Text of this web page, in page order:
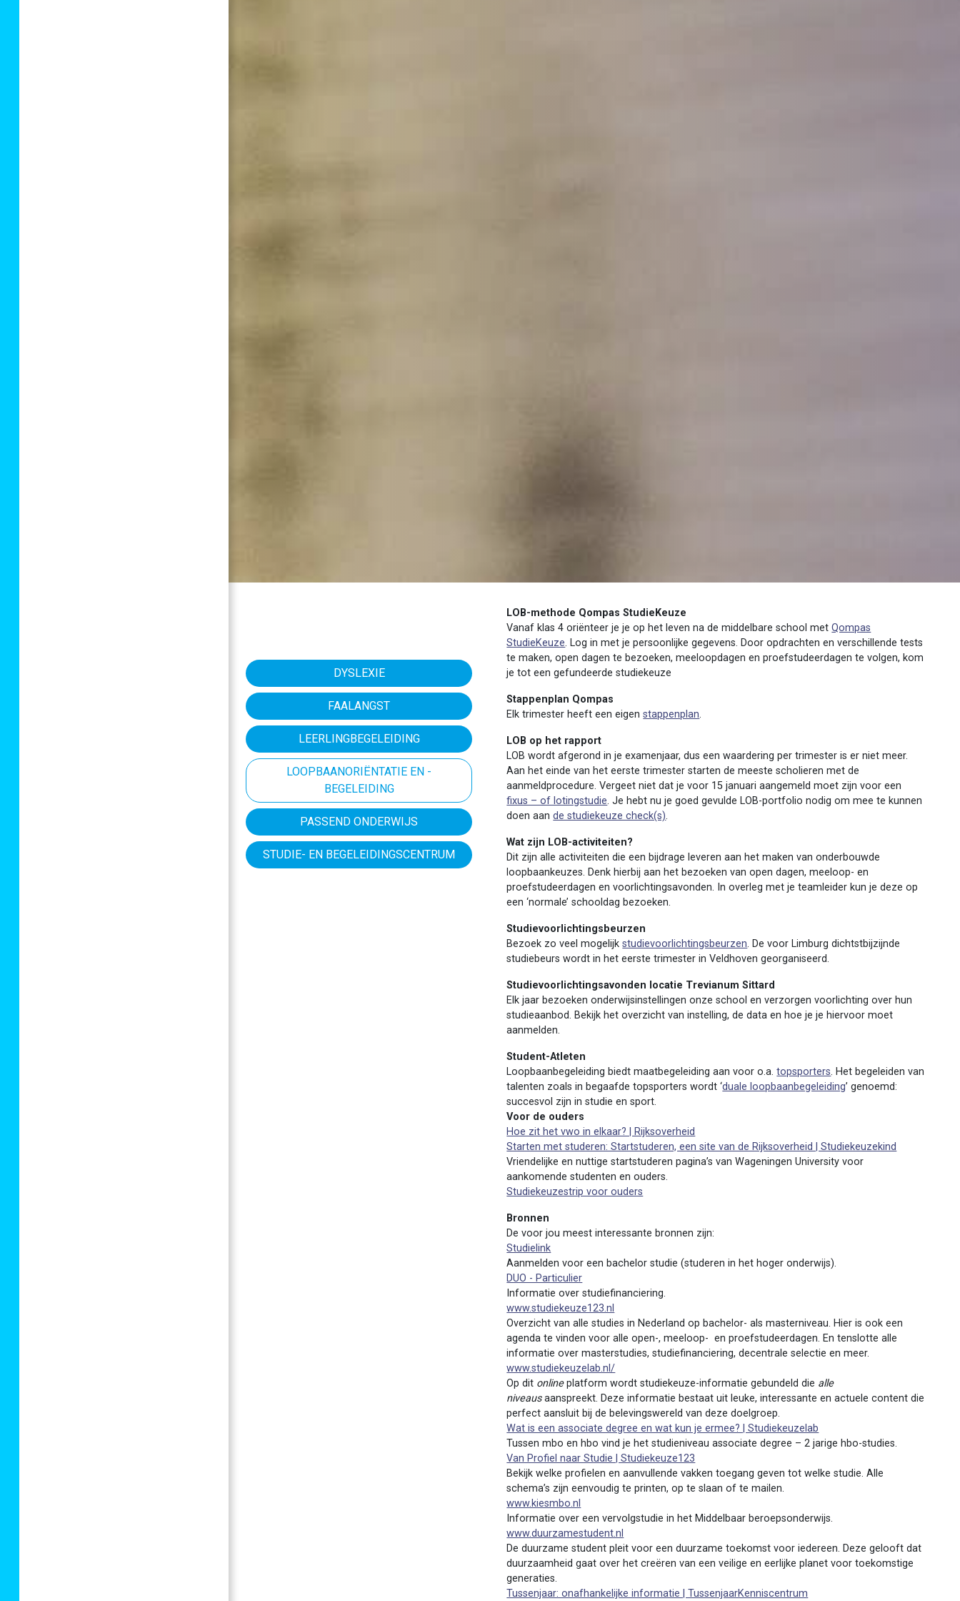
DYSLEXIE
FAALANGST
LEERLINGBEGELEIDING
LOOPBAANORIËNTATIE EN -
BEGELEIDING
PASSEND ONDERWIJS
STUDIE- EN BEGELEIDINGSCENTRUM
LOB-methode Qompas StudieKeuze
Vanaf klas 4 oriënteer je je op het leven na de middelbare school metQompas
StudieKeuze. Log in met je persoonlijke gegevens. Door opdrachten en verschillende tests
te maken, open dagen te bezoeken, meeloopdagen en proefstudeerdagen te volgen, kom
je tot een gefundeerde studiekeuze
Stappenplan Qompas
Elk trimester heeft een eigenstappenplan.
LOB op het rapport
LOB wordt afgerond in je examenjaar, dus een waardering per trimester is er niet meer.
Aan het einde van het eerste trimester starten de meeste scholieren met de
aanmeldprocedure. Vergeet niet dat je voor 15 januari aangemeld moet zijn voor een
fixus – of lotingstudie. Je hebt nu je goed gevulde LOB-portfolio nodig om mee te kunnen
doen aande studiekeuze check(s).
Wat zijn LOB-activiteiten?
Dit zijn alle activiteiten die een bijdrage leveren aan het maken van onderbouwde
loopbaankeuzes. Denk hierbij aan het bezoeken van open dagen, meeloop- en
proefstudeerdagen en voorlichtingsavonden. In overleg met je teamleider kun je deze op
een ‘normale’ schooldag bezoeken.
Studievoorlichtingsbeurzen
Bezoek zo veel mogelijkstudievoorlichtingsbeurzen. De voor Limburg dichtstbijzijnde
studiebeurs wordt in het eerste trimester in Veldhoven georganiseerd.
Studievoorlichtingsavonden locatie Trevianum Sittard
Elk jaar bezoeken onderwijsinstellingen onze school en verzorgen voorlichting over hun
studieaanbod. Bekijk het overzicht van instelling, de data en hoe je je hiervoor moet
aanmelden.
Student-Atleten
Loopbaanbegeleiding biedt maatbegeleiding aan voor o.a.topsporters. Het begeleiden van
talenten zoals in begaafde topsporters wordt ‘duale loopbaanbegeleiding’ genoemd:
succesvol zijn in studie en sport.
Voor de ouders
Hoe zit het vwo in elkaar? | Rijksoverheid
Starten met studeren: Startstuderen, een site van de Rijksoverheid | Studiekeuzekind
Vriendelijke en nuttige startstuderen pagina’s van Wageningen University voor
aankomende studenten en ouders.
Studiekeuzestrip voor ouders
Bronnen
De voor jou meest interessante bronnen zijn:
Studielink
Aanmelden voor een bachelor studie (studeren in het hoger onderwijs).
DUO - Particulier
Informatie over studiefinanciering.
www.studiekeuze123.nl
Overzicht van alle studies in Nederland op bachelor- als masterniveau. Hier is ook een
agenda te vinden voor alle open-, meeloop- en proefstudeerdagen. En tenslotte alle
informatie over masterstudies, studiefinanciering, decentrale selectie en meer.
www.studiekeuzelab.nl/
Op dit onlineplatform wordt studiekeuze-informatie gebundeld die alle
niveausaanspreekt. Deze informatie bestaat uit leuke, interessante en actuele content die
perfect aansluit bij de belevingswereld van deze doelgroep.
Wat is een associate degree en wat kun je ermee? | Studiekeuzelab
Tussen mbo en hbo vind je het studieniveau associate degree – 2 jarige hbo-studies.
Van Profiel naar Studie | Studiekeuze123
Bekijk welke profielen en aanvullende vakken toegang geven tot welke studie. Alle
schema’s zijn eenvoudig te printen, op te slaan of te mailen.
www.kiesmbo.nl
Informatie over een vervolgstudie in het Middelbaar beroepsonderwijs.
www.duurzamestudent.nl
De duurzame student pleit voor een duurzame toekomst voor iedereen. Deze gelooft dat
duurzaamheid gaat over het creëren van een veilige en eerlijke planet voor toekomstige
generaties.
Tussenjaar: onafhankelijke informatie | TussenjaarKenniscentrum